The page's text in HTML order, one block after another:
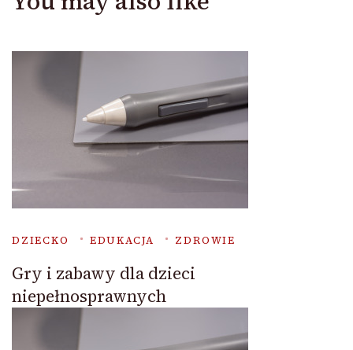
DZIECKO EDUKACJA ZDROWIE
Gry i zabawy dla dzieci
niepełnosprawnych